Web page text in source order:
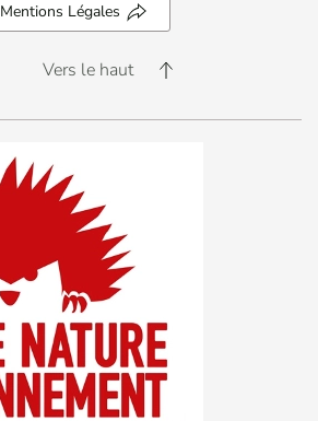
Mentions Légales
Vers le haut